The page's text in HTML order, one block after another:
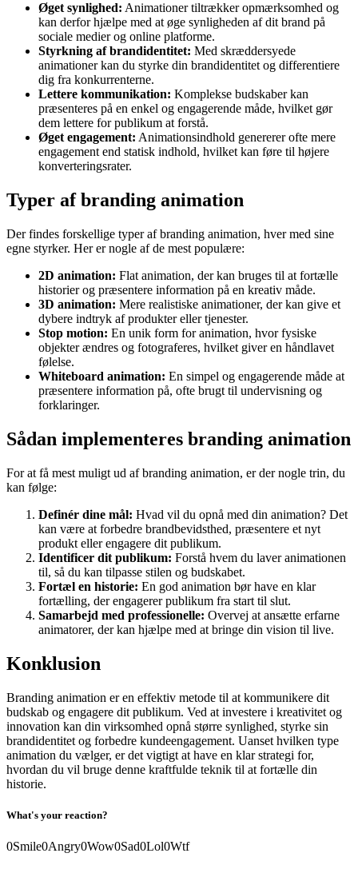
Øget synlighed: Animationer tiltrækker opmærksomhed og
kan derfor hjælpe med at øge synligheden af dit brand på
sociale medier og online platforme.
Styrkning af brandidentitet: Med skræddersyede
animationer kan du styrke din brandidentitet og differentiere
dig fra konkurrenterne.
Lettere kommunikation: Komplekse budskaber kan
præsenteres på en enkel og engagerende måde, hvilket gør
dem lettere for publikum at forstå.
Øget engagement: Animationsindhold genererer ofte mere
engagement end statisk indhold, hvilket kan føre til højere
konverteringsrater.
Typer af branding animation
Der findes forskellige typer af branding animation, hver med sine
egne styrker. Her er nogle af de mest populære:
2D animation: Flat animation, der kan bruges til at fortælle
historier og præsentere information på en kreativ måde.
3D animation: Mere realistiske animationer, der kan give et
dybere indtryk af produkter eller tjenester.
Stop motion: En unik form for animation, hvor fysiske
objekter ændres og fotograferes, hvilket giver en håndlavet
følelse.
Whiteboard animation: En simpel og engagerende måde at
præsentere information på, ofte brugt til undervisning og
forklaringer.
Sådan implementeres branding animation
For at få mest muligt ud af branding animation, er der nogle trin, du
kan følge:
Definér dine mål: Hvad vil du opnå med din animation? Det
kan være at forbedre brandbevidsthed, præsentere et nyt
produkt eller engagere dit publikum.
Identificer dit publikum: Forstå hvem du laver animationen
til, så du kan tilpasse stilen og budskabet.
Fortæl en historie: En god animation bør have en klar
fortælling, der engagerer publikum fra start til slut.
Samarbejd med professionelle: Overvej at ansætte erfarne
animatorer, der kan hjælpe med at bringe din vision til live.
Konklusion
Branding animation er en effektiv metode til at kommunikere dit
budskab og engagere dit publikum. Ved at investere i kreativitet og
innovation kan din virksomhed opnå større synlighed, styrke sin
brandidentitet og forbedre kundeengagement. Uanset hvilken type
animation du vælger, er det vigtigt at have en klar strategi for,
hvordan du vil bruge denne kraftfulde teknik til at fortælle din
historie.
What's your reaction?
0Smile0Angry0Wow0Sad0Lol0Wtf